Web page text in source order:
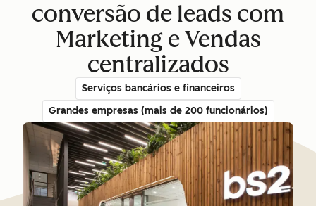
conversão de leads com
Marketing e Vendas
centralizados
Serviços bancários e financeiros
Grandes empresas (mais de 200 funcionários)